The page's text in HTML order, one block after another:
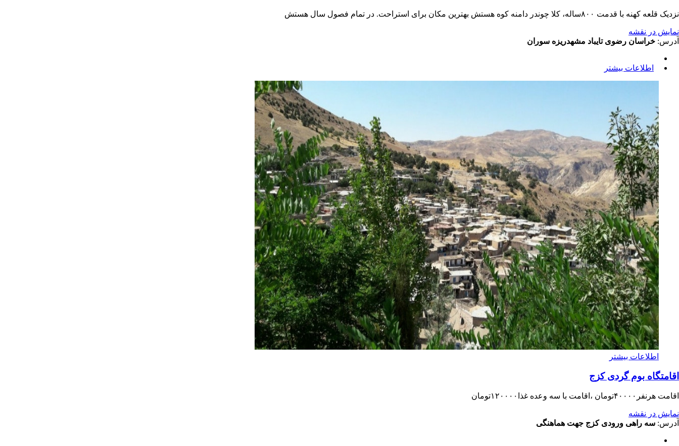
نزدیک قلعه کهنه با قدمت ۸۰۰ساله، کلا چوندر دامنه کوه هستش بهترین مکان برای استراحت. در تمام فصول سال هستش
نمایش در نقشه
آدرس: خراسان رضوی تایباد مشهدریزه سوران
اطلاعات بیشتر
اطلاعات بیشتر
اقامتگاه بوم گردی کزج
اقامت هرنفر۴۰۰۰۰تومان ،اقامت با سه وعده غذا۱۲۰۰۰۰تومان
نمایش در نقشه
آدرس: سه راهی ورودی کزج جهت هماهنگی